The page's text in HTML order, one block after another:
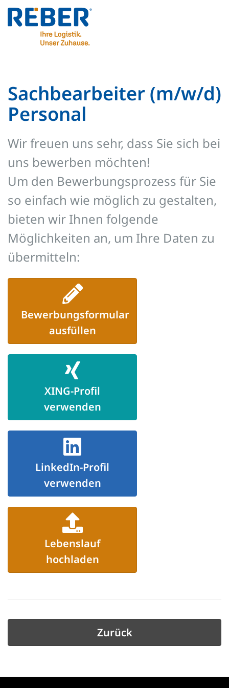
Sachbearbeiter (m/w/d)
Personal
Wir freuen uns sehr, dass Sie sich bei
uns bewerben möchten!
Um den Bewerbungsprozess für Sie
so einfach wie möglich zu gestalten,
bieten wir Ihnen folgende
Möglichkeiten an, um Ihre Daten zu
übermitteln:
Bewerbungsformular
ausfüllen
XING-Profil
verwenden
LinkedIn-Profil
verwenden
Lebenslauf
hochladen
Zurück